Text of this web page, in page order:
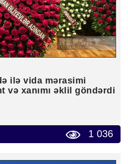
ilə vida mərasimi
və xanımı əklil göndərdi
1 036